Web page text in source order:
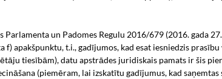
un Padomes Regulu 2016/679 (2016. gada
apakšpunktu, t.i., gadījumos, kad esat iesniedzis
tiesībām), datu apstrādes juridiskais pamats ir šis
(piemēram, lai izskatītu gadījumus, kad